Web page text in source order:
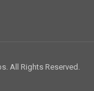
All Rights Reserved.